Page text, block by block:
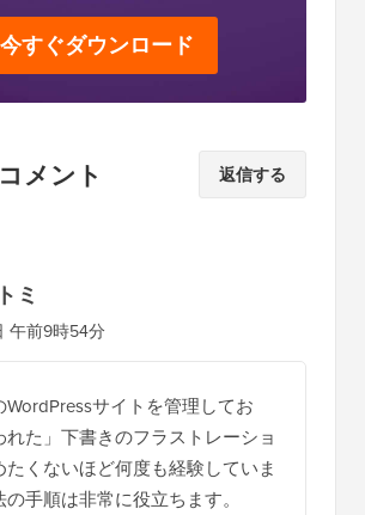
今すぐダウンロード
メント 返信する
ミ
午前9時54分
サイトを管理してお
れた」下書きのフラストレーショ
たくないほど何度も経験していま
手順は非常に役立ちます。